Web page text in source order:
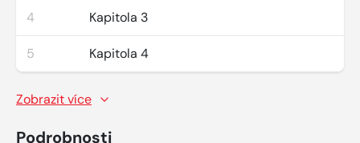
4 Kapitola 3
5 Kapitola 4
Zobrazit více
Podrobnosti